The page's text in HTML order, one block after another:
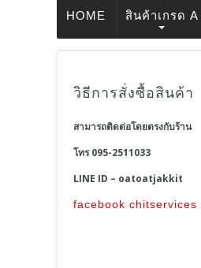
HOME สินค้าเกรด A
วิธีการสั่งซื้อสินค้า
สามารถติดต่อโดยตรงกับร้าน
โทร 095-2511033
LINE ID – oatoatjakkit
facebook chitservices